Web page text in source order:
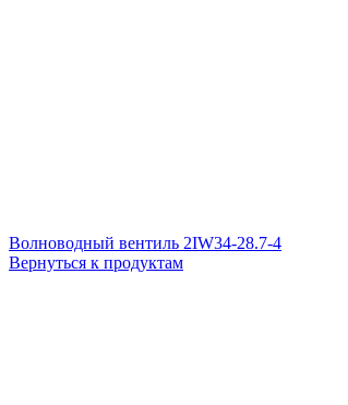
Волноводный вентиль 2IW34-28.7-4
Вернуться к продуктам